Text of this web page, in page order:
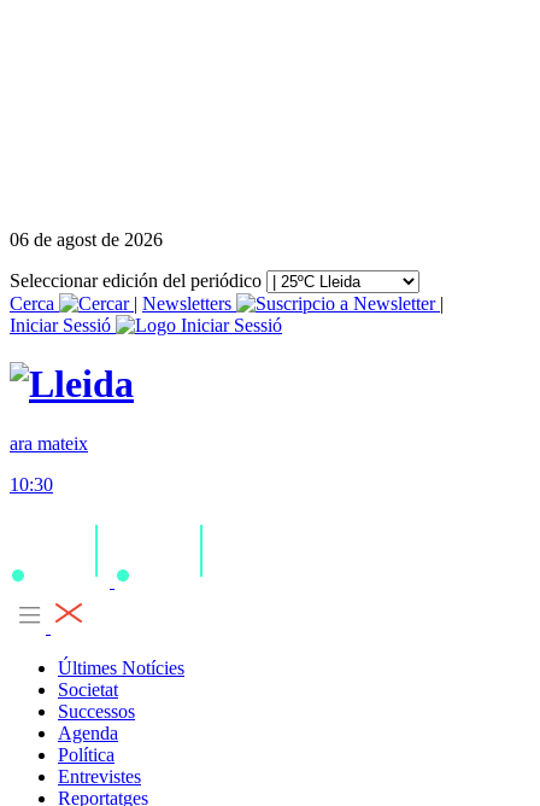
06 de agost de 2026
Seleccionar edición del periódico
Cerca
| Newsletters
|
Iniciar Sessió
ara mateix
10:30
Últimes Notícies
Societat
Successos
Agenda
Política
Entrevistes
Reportatges